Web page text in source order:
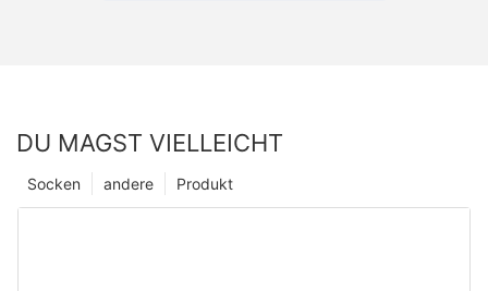
DU MAGST VIELLEICHT
Produkt
andere
Socken